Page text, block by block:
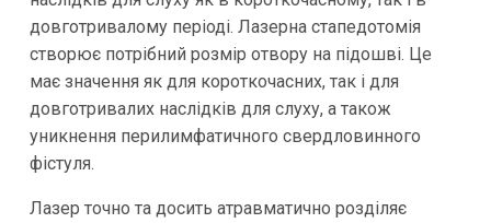
довготривалому періоді. Лазерна стапедотомія
створює потрібний розмір отвору на підошві. Це
має значення як для короткочасних, так і для
довготривалих наслідків для слуху, а також
уникнення перилимфатичного свердловинного
фістуля.
Лазер точно та досить атравматично розділяє